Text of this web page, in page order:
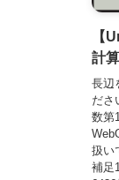
【
計
長辺
ださ
数第
扱い
補足